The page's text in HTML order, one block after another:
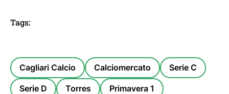
Tags:
Cagliari Calcio Calciomercato Serie C
Serie D Torres Primavera 1